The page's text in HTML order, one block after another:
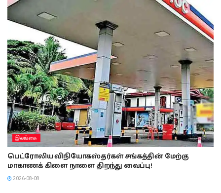
இலங்கை
பெட்ரோலிய விநியோகஸ்தர்கள் சங்கத்தின் மேற்கு
மாகாணக் கிளை நாளை திறந்து வைப்பு!
2026-08-08